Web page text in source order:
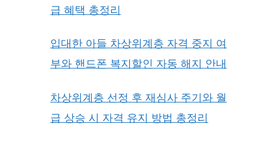
급 혜택 총정리
입대한 아들 차상위계층 자격 중지 여
부와 핸드폰 복지할인 자동 해지 안내
차상위계층 선정 후 재심사 주기와 월
급 상승 시 자격 유지 방법 총정리